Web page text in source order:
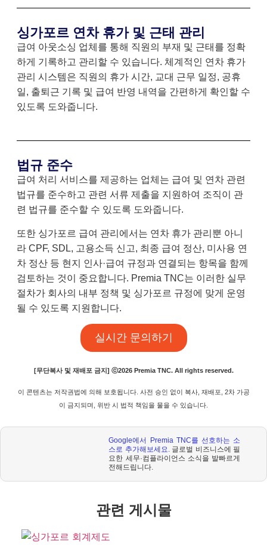
싱가포르 연차 휴가 및 근태 관리
급여 아웃소싱 업체를 통해 직원의 부재 및 근태를 정확
하게 기록하고 관리할 수 있습니다. 체계적인 연차 휴가
관리 시스템은 직원의 휴가 시간, 교대 근무 일정, 공휴
일, 출퇴근 기록 및 급여 반영 내역을 간편하게 확인할 수
있도록 도와줍니다.
법규 준수
급여 처리 서비스를 제공하는 업체는 급여 및 연차 관련
법규를 준수하고 관련 서류 제출을 지원하여 조직이 관
련 법규를 준수할 수 있도록 도와줍니다.
또한 싱가포르 급여 관리에서는 연차 휴가 관리뿐 아니
라 CPF, SDL, 고용소득 신고, 최종 급여 정산, 미사용 연
차 정산 등 현지 인사·급여 규정과 연결되는 항목을 함께
검토하는 것이 중요합니다. Premia TNC는 이러한 실무
절차가 회사의 내부 정책 및 싱가포르 규정에 맞게 운영
될 수 있도록 지원합니다.
실시간 문의하기
[무단복사 및 재배포 금지] ⓒ2026 Premia TNC. All rights reserved.
이 콘텐츠는 저작권법에 의해 보호됩니다. 사전 승인 없이 복사, 재배포, 2차 가공
이 금지되며 , 위반 시 법적 책임을 물을 수 있습니다.
Google에서 Premia TNC를 선호하는 소
스로 추가해보세요. 글로벌 비즈니스에 필
요한 세무·컴플라이언스 소식을 발빠르게
전해드립니다.
관련 게시물